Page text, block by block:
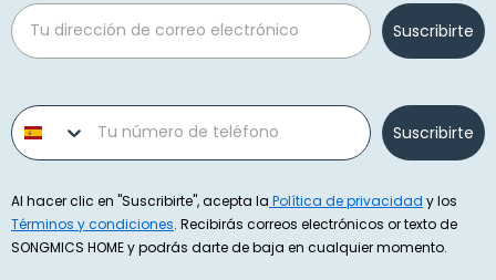
Email
Suscribirte
Phone number
Suscribirte
Al hacer clic en "Suscribirte", acepta la Política de privacidad y los
Términos y condiciones. Recibirás correos electrónicos or texto de
SONGMICS HOME y podrás darte de baja en cualquier momento.